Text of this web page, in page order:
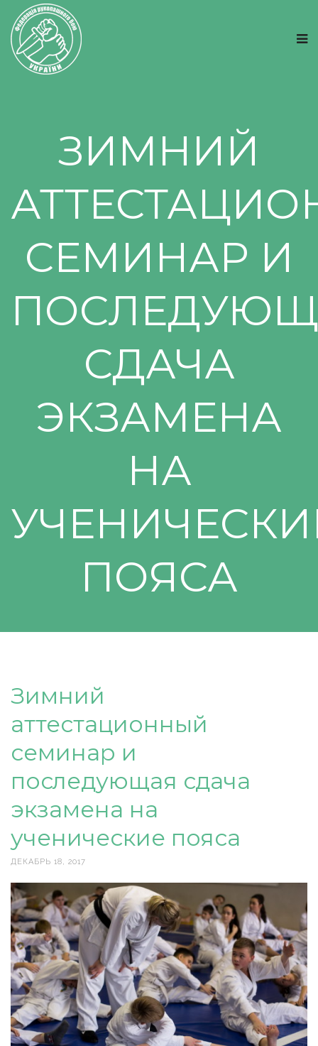
ЗИМНИЙ
СЕМИНАР И
СДАЧА
ЭКЗАМЕНА
НА
ПОЯСА
Зимний
аттестационный
семинар и
последующая сдача
экзамена на
ученические пояса
ДЕКАБРЬ 18, 2017